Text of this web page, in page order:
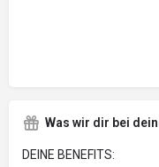
Was wir dir bei
DEINE BENEFITS: